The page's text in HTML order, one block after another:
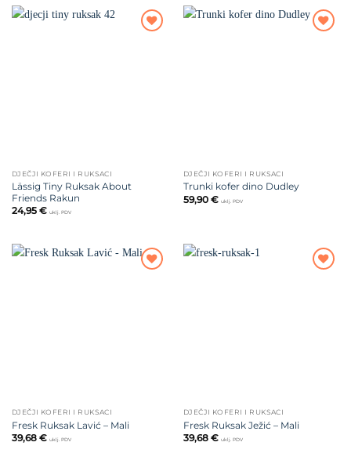
DJEČJI KOFERI I RUKSACI
Lässig Tiny Ruksak About
Friends Rakun
24,95 € uklj. PDV
DJEČJI KOFERI I RUKSACI
Trunki kofer dino Dudley
59,90 € uklj. PDV
DJEČJI KOFERI I RUKSACI
Fresk Ruksak Lavić – Mali
39,68 € uklj. PDV
DJEČJI KOFERI I RUKSACI
Fresk Ruksak Ježić – Mali
39,68 € uklj. PDV